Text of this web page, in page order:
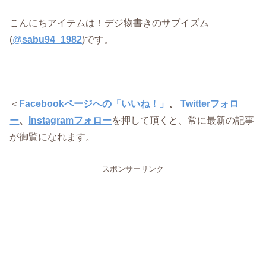
こんにちアイテムは！デジ物書きのサブイズム
(@sabu94_1982)です。
＜ Facebookページへの「いいね！」 、Twitterフォロ
ー、 Instagramフォローを押して頂くと、常に最新の記事
が御覧になれます。
スポンサーリンク